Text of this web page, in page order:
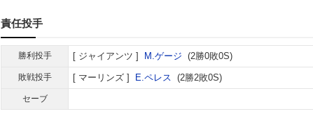
責任投手
勝利投手 ジャイアンツ M.ゲージ (2勝0敗0S)
敗戦投手 マーリンズ E.ペレス (2勝2敗0S)
セーブ